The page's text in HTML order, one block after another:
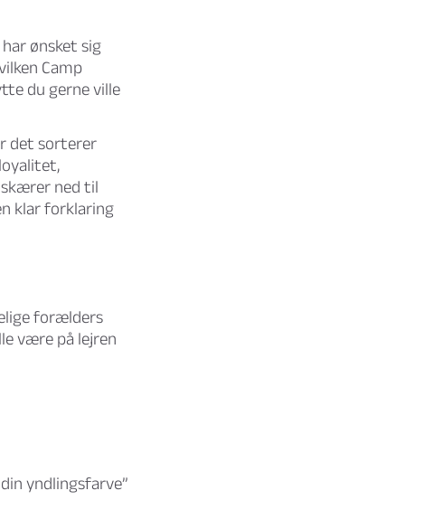
ønsket sig
Camp
du gerne ville
det sorterer
skærer ned til
klar forklaring
forælders
være på lejren
yndlingsfarve”